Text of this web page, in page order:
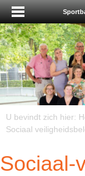
U bevindt zich hier:
Sociaal
Sociaal-